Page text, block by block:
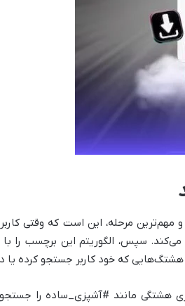
مرحله، این است که وقتی
سپس، الگوریتم این برچسب را با
که خود کاربر جستجو کرده یا
هشتگی مانند #آشپزی_ساده را